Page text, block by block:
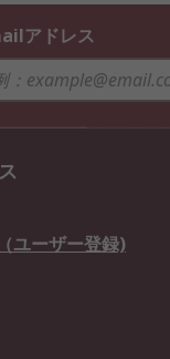
アドレス
ユーザー登録)